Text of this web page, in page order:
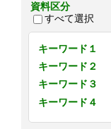
資料区分
すべて選択
キーワード１
キーワード２
キーワード３
キーワード４